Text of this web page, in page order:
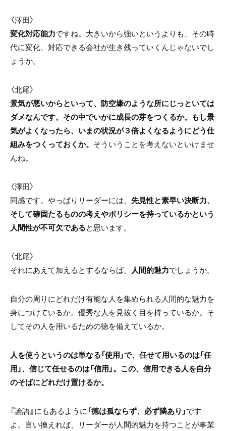
〈澤田〉
変化対応能力ですね。大きいから強いというよりも、その時
代に変化、対応できる会社が生き残っていくんじゃないでし
ょうか。
〈北尾〉
景気が悪いからといって、防空壕のような所にじっといては
ダメなんです。その中でいかに成長の芽をつくるか。もし景
気がよくなったら、いまの状況が３倍よくなるようにどう仕
組みをつくっておくか。 そういうことを考えないといけませ
んね。
〈澤田〉
同感です。やっぱりリーダーには、 先見性と素早い決断力、
そして確固たるものの考えやポリシーを持っているかという
人間性が不可欠であると思います。
〈北尾〉
それにあえて加えるとするならば、 人間的魅力でしょうか。
自分の周りにどれだけ有能な人を集められる人間的な魅力を
身につけているか。優秀な人を見抜く目を持っているか。そ
してその人を用いるための徳を備えているか。
人を使うというのは単なる「使用」で、任せて用いるのは「任
用」、信じて任せるのは「信用」。この、信用できる人を自分
のそばにどれだけ置けるか。
『論語』にもあるように「徳は孤ならず、必ず隣あり」です
よ。言い換えれば、リーダーが人間的魅力を持つことが事業